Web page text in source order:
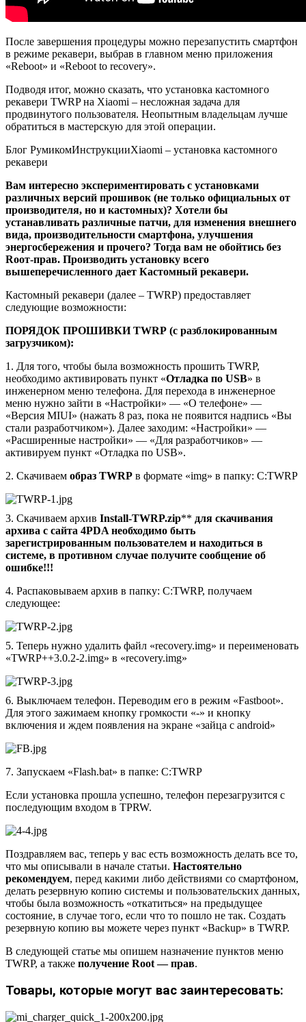
После завершения процедуры можно перезапустить смартфон
в режиме рекавери, выбрав в главном меню приложения
«Reboot» и «Reboot to recovery».
Подводя итог, можно сказать, что установка кастомного
рекавери TWRP на Xiaomi – несложная задача для
продвинутого пользователя. Неопытным владельцам лучше
обратиться в мастерскую для этой операции.
Блог РумикомИнструкцииXiaomi – установка кастомного
рекавери
Вам интересно экспериментировать с установками
различных версий прошивок (не только официальных от
производителя, но и кастомных)? Хотели бы
устанавливать различные патчи, для изменения внешнего
вида, производительности смартфона, улучшения
энергосбережения и прочего? Тогда вам не обойтись без
Rоот-прав. Производить установку всего
вышеперечисленного дает Кастомный рекавери.
Кастомный рекавери (далее – TWRP) предоставляет
следующие возможности:
ПОРЯДОК ПРОШИВКИ TWRP (с разблокированным
загрузчиком):
1. Для того, чтобы была возможность прошить TWRP,
необходимо активировать пункт «Отладка по USB» в
инженерном меню телефона. Для перехода в инженерное
меню нужно зайти в «Настройки» — «О телефоне» —
«Версия MIUI» (нажать 8 раз, пока не появится надпись «Вы
стали разработчиком»). Далее заходим: «Настройки» —
«Расширенные настройки» — «Для разработчиков» —
активируем пункт «Отладка по USB».
2. Скачиваем образ TWRP в формате «img» в папку: C:TWRP
3. Скачиваем архив Install-TWRP.zip** для скачивания
архива с сайта 4PDA необходимо быть
зарегистрированным пользователем и находиться в
системе, в противном случае получите сообщение об
ошибке!!!
4. Распаковываем архив в папку: C:TWRP, получаем
следующее:
5. Теперь нужно удалить файл «recovery.img» и переименовать
«TWRP++3.0.2-2.img» в «recovery.img»
6. Выключаем телефон. Переводим его в режим «Fastboot».
Для этого зажимаем кнопку громкости «-» и кнопку
включения и ждем появления на экране «зайца с android»
7. Запускаем «Flash.bat» в папке: C:TWRP
Если установка прошла успешно, телефон перезагрузится с
последующим входом в TPRW.
Поздравляем вас, теперь у вас есть возможность делать все то,
что мы описывали в начале статьи. Настоятельно
рекомендуем, перед какими либо действиями со смартфоном,
делать резервную копию системы и пользовательских данных,
чтобы была возможность «откатиться» на предыдущее
состояние, в случае того, если что то пошло не так. Создать
резервную копию вы можете через пункт «Backup» в TWRP.
В следующей статье мы опишем назначение пунктов меню
TWRP, а также получение Root — прав.
Товары, которые могут вас заинтересовать: